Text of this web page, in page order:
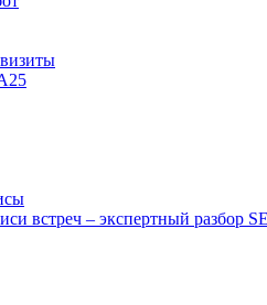
встреч – экспертный разбор